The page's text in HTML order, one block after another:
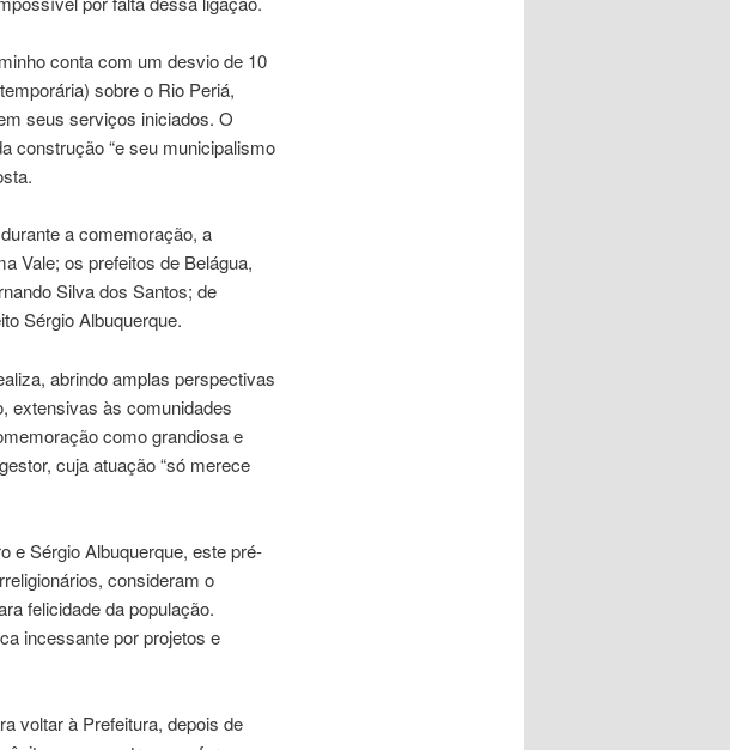
conta com um desvio de 10
sobre o Rio Periá,
seus serviços iniciados. O
construção “e seu municipalismo
a comemoração, a
Vale; os prefeitos de Belágua,
Silva dos Santos; de
Sérgio Albuquerque.
abrindo amplas perspectivas
extensivas às comunidades
como grandiosa e
cuja atuação “só merece
e Sérgio Albuquerque, este pré-
consideram o
felicidade da população.
incessante por projetos e
voltar à Prefeitura, depois de